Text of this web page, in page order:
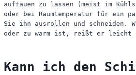
auftauen zu lassen (meist im
oder bei Raumtemperatur für ein
Sie ihn ausrollen und schneiden.
oder zu warm ist, reißt er leicht
Kann ich den